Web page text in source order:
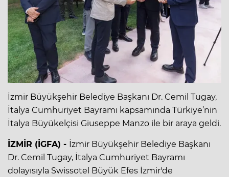
İzmir Büyükşehir Belediye Başkanı Dr. Cemil Tugay,
İtalya Cumhuriyet Bayramı kapsamında Türkiye’nin
İtalya Büyükelçisi Giuseppe Manzo ile bir araya geldi.
İZMİR (İGFA) - İzmir Büyükşehir Belediye Başkanı
Dr. Cemil Tugay, İtalya Cumhuriyet Bayramı
dolayısıyla Swissotel Büyük Efes İzmir'de